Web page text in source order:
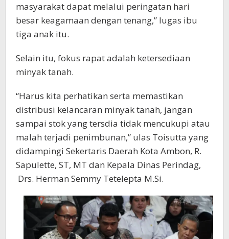
masyarakat dapat melalui peringatan hari
besar keagamaan dengan tenang,” lugas ibu
tiga anak itu.
Selain itu, fokus rapat adalah ketersediaan
minyak tanah.
“Harus kita perhatikan serta memastikan
distribusi kelancaran minyak tanah, jangan
sampai stok yang tersdia tidak mencukupi atau
malah terjadi penimbunan,” ulas Toisutta yang
didampingi Sekertaris Daerah Kota Ambon, R.
Sapulette, ST, MT dan Kepala Dinas Perindag,
Drs. Herman Semmy Tetelepta M.Si.